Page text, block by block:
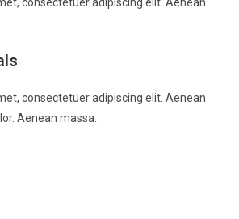
consectetuer adipiscing elit. Aenean
Aenean massa.